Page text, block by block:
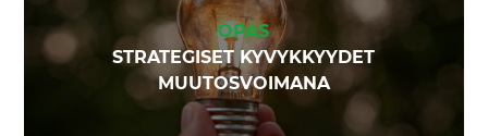
OPAS
STRATEGISET KYVYKKYYDET
MUUTOSVOIMANA